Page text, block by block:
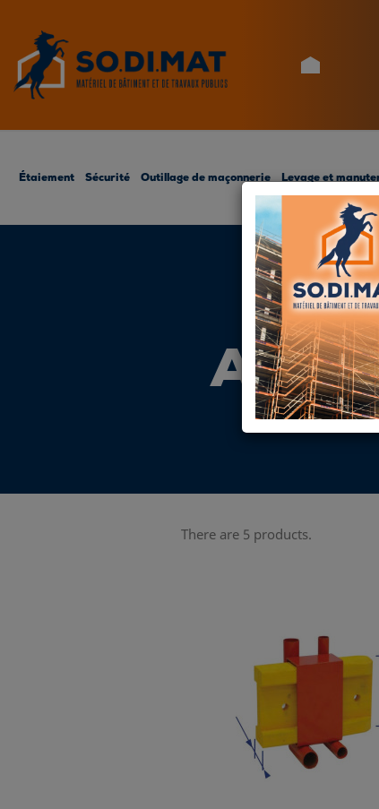
ACCUEIL
Étaiement Sécurité Outillage de maçonnerie Levage et
There are 5 products.